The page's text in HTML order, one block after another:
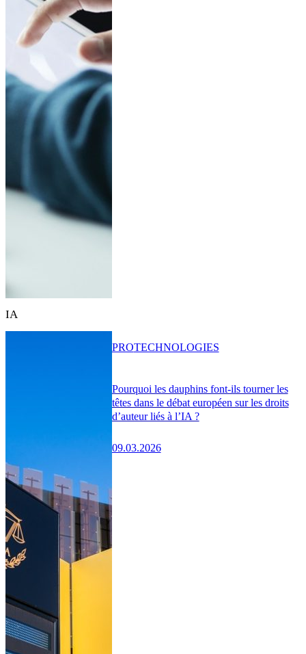
IA
Pourquoi les dauphins font-ils tourner les
têtes dans le débat européen sur les droits
d’auteur liés à l’IA ?
09.03.2026
PROTECHNOLOGIES